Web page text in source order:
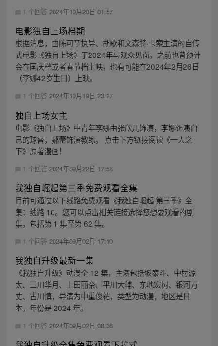
1 个回答 2024年10月20日 01:57
电影独自上场档期
根据消息，由陈可辛执导、胡歌和文森特·卡索主演的自传
式电影《独自上场》于2024年与观众见面。之前也曾预计
会在国庆档或者春节档上映，也有可能在2024年2月26日
（李娜42岁生日）上映。
1 个回答 2024年10月19日 23:27
独自上场女主
电影《独自上场》中青年李娜由张欣儿饰演，李娜饰演自
己的球替，郝蕾饰演教练。 点击下方链接阅读《一人之
下》原著漫画！
1 个回答 2024年09月22日 17:58
我独自崛起第三季免费观看全集
目前可通过以下线路免费观看《我独自崛起 第三季》全
集：线路 10。您可以点击相关链接选择您想要观看的剧
集，包括第 1 集至第 62 集。
1 个回答 2024年09月02日 17:10
我独自升级最新一集
《我独自升级》动漫全 12 集，主演包括坂泰斗、中村源
太、三川华月、上田丽奈、平川大辅、东地宏树、银河万
丈、古川慎，导演为中重俊祐，类型为动漫，地区是日
本，年份是 2024 年。
1 个回答 2024年09月02日 08:36